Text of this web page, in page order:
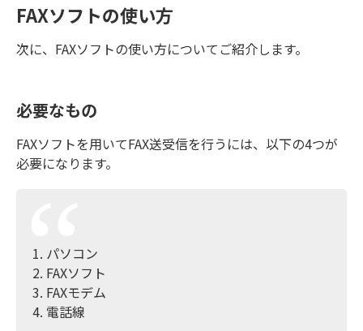
FAXソフトの使い方
次に、FAXソフトの使い方についてご紹介します。
必要なもの
FAXソフトを用いてFAX送受信を行うには、以下の4つが
必要になります。
パソコン
FAXソフト
FAXモデム
電話線